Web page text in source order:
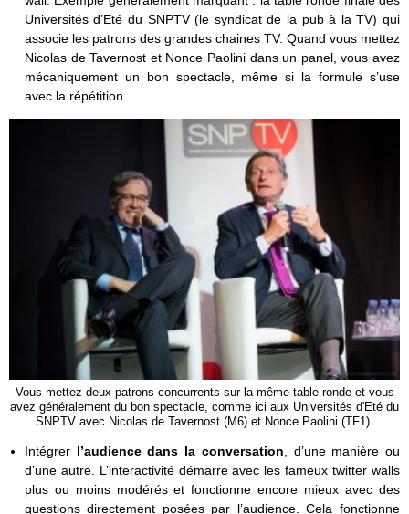
Universités d’Eté du SNPTV (le syndicat de la pub à la TV) qui
associe les patrons des grandes chaines TV. Quand vous mettez
Nicolas de Tavernost et Nonce Paolini dans un panel, vous avez
mécaniquement un bon spectacle, même si la formule s’use
avec la répétition.
Vous mettez deux patrons concurrents sur la même table ronde et vous
avez généralement du bon spectacle, comme ici aux Universités d'Eté du
SNPTV avec Nicolas de Tavernost (M6) et Nonce Paolini (TF1).
Intégrer l’audience dans la conversation , d’une manière ou
d’une autre. L’interactivité démarre avec les fameux twitter walls
plus ou moins modérés et fonctionne encore mieux avec des
questions directement posées par l’audience. Cela fonctionne